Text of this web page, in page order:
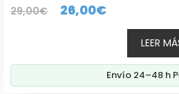
29,00€
El
era:
29,00€.
26,00€El
precio
actual
es:
26,00€.
LEER
Envío 24–48 h